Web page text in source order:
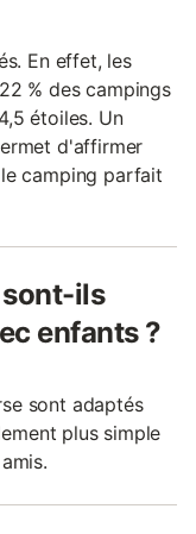
En effet, les
% des campings
étoiles. Un
d'affirmer
camping parfait
sont-ils
enfants ?
sont adaptés
plus simple